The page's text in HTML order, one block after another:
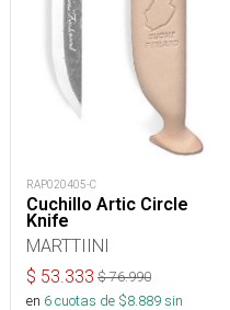
RAP020405-C
Cuchillo Artic Circle
Knife
MARTTIINI
$ 53.333 $76.990
en 6cuotas de $8.889sin